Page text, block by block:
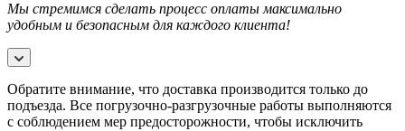
Мы стремимся сделать процесс оплаты максимально
удобным и безопасным для каждого клиента!
Обратите внимание, что доставка производится только до
подъезда. Все погрузочно-разгрузочные работы выполняются
с соблюдением мер предосторожности, чтобы исключить